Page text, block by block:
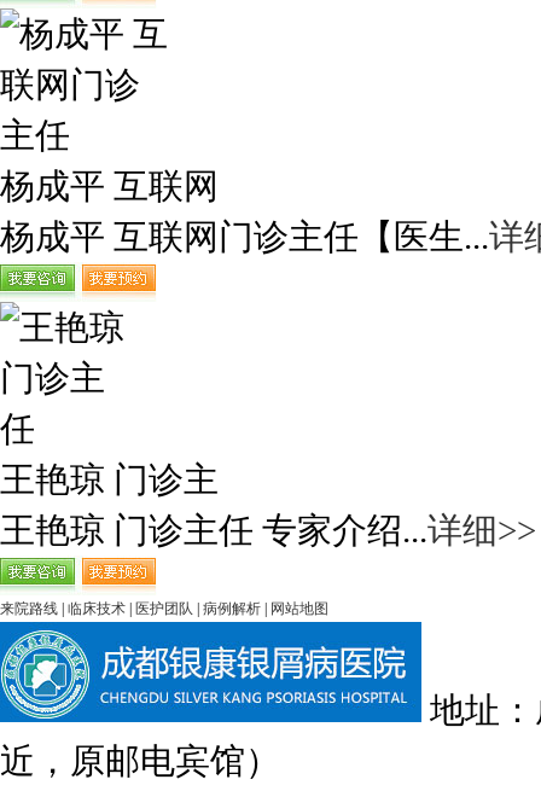
杨成平 互联网
杨成平 互联网门诊主任【医生...详
王艳琼 门诊主
王艳琼 门诊主任 专家介绍...详细>>
来院路线 临床技术 医护团队 病例解析 网站地图
地址
近，原邮电宾馆）